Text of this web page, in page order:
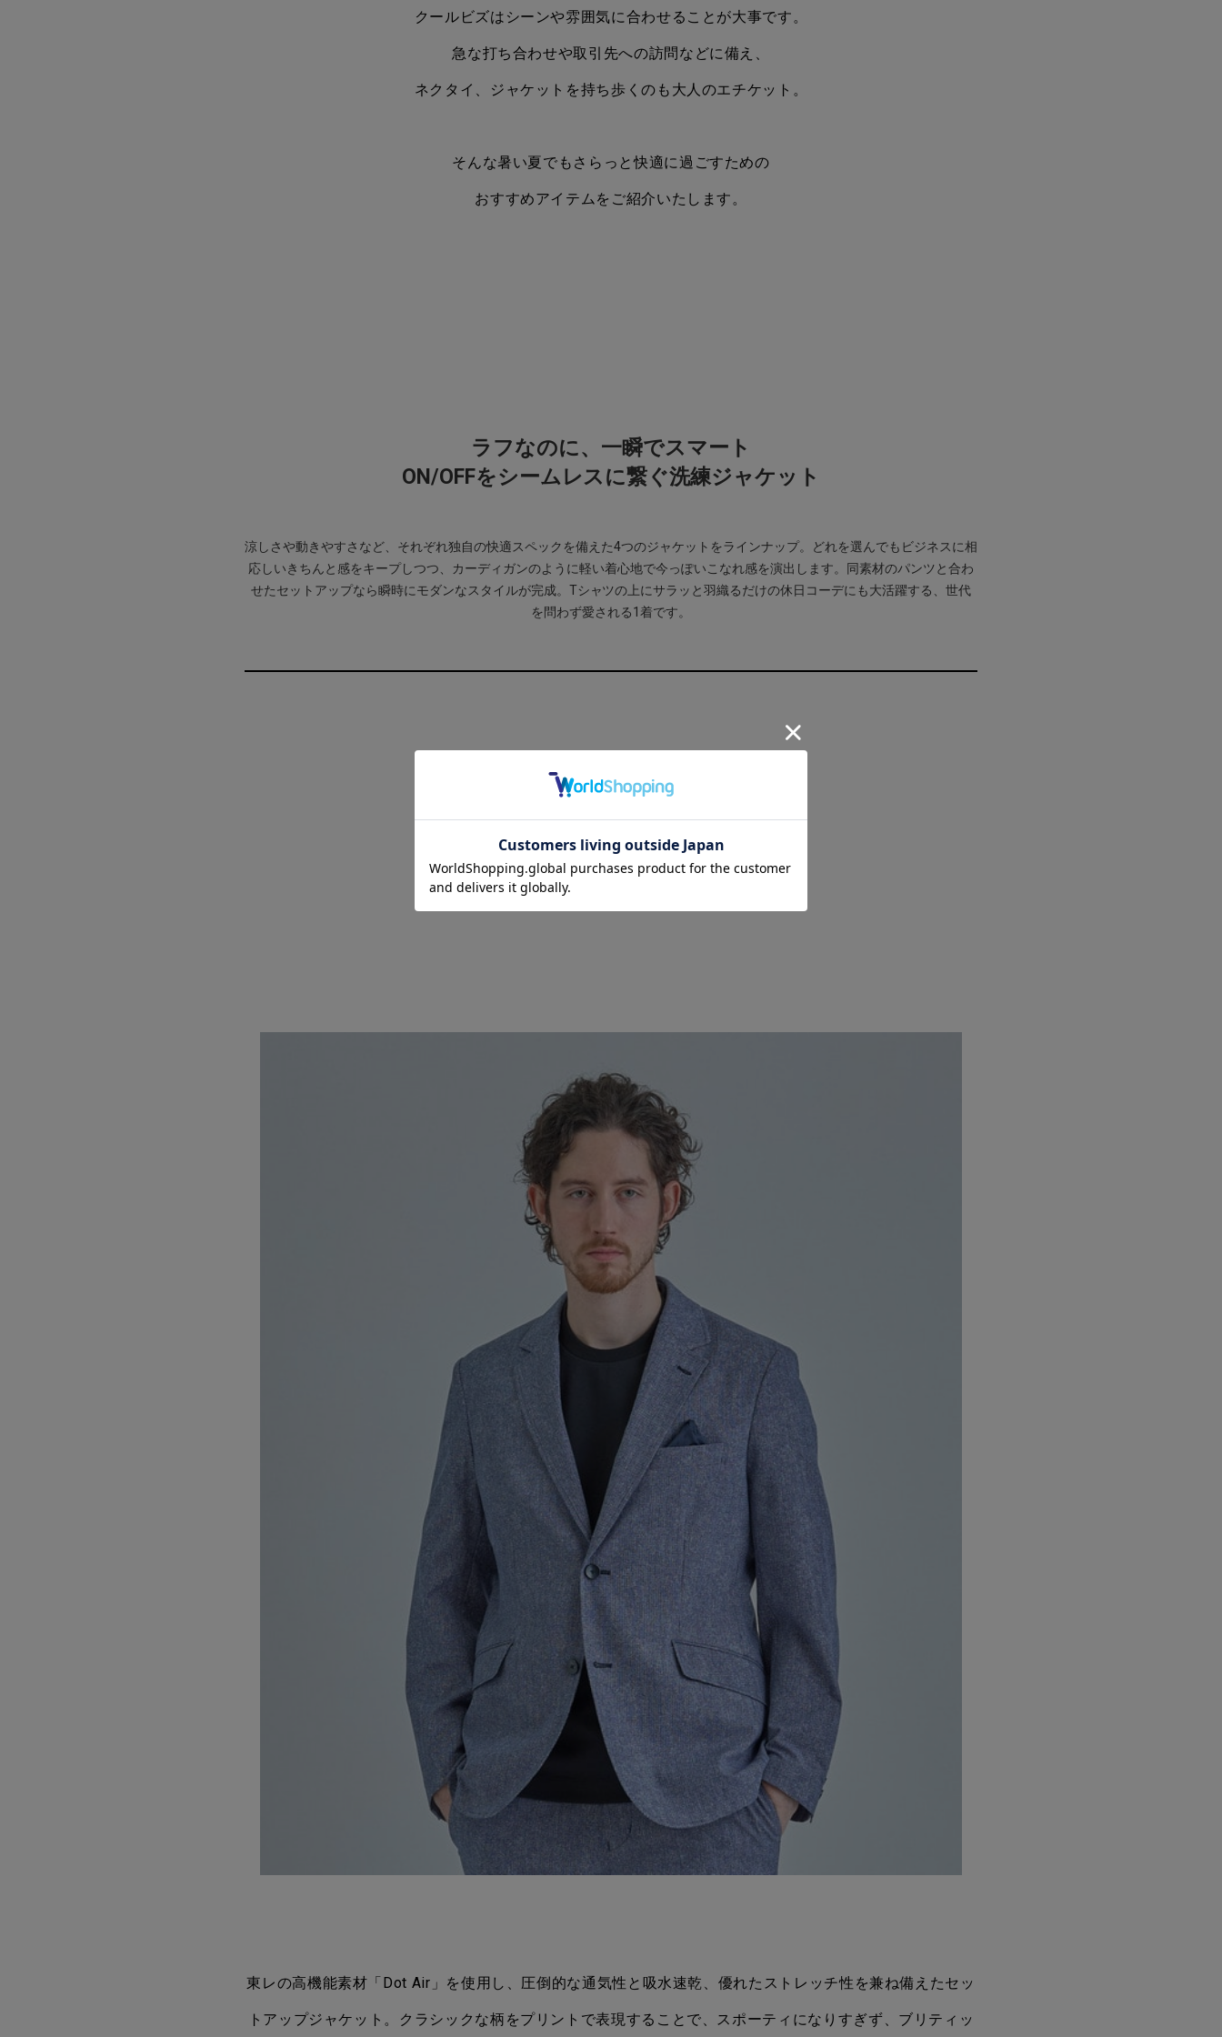
クールビズはシーンや雰囲気に合わせることが大事です。
急な打ち合わせや取引先への訪問などに備え、
ネクタイ、ジャケットを持ち歩くのも大人のエチケット。
そんな暑い夏でもさらっと快適に過ごすための
おすすめアイテムをご紹介いたします。
ラフなのに、一瞬でスマート
ON/OFFをシームレスに繋ぐ洗練ジャケット
涼しさや動きやすさなど、それぞれ独自の快適スペックを備えた4つのジャケットをラインナップ。どれを選んでもビジネスに相
応しいきちんと感をキープしつつ、カーディガンのように軽い着心地で今っぽいこなれ感を演出します。同素材のパンツと合わ
せたセットアップなら瞬時にモダンなスタイルが完成。Tシャツの上にサラッと羽織るだけの休日コーデにも大活躍する、世代
を問わず愛される1着です。
ビジネスを快適に変えるハイスペックテーラード
東レの高機能素材「Dot Air」を使用し、圧倒的な通気性と吸水速乾、優れたストレッチ性を兼ね備えたセッ
トアップジャケット。クラシックな柄をプリントで表現することで、スポーティになりすぎず、ブリティッ